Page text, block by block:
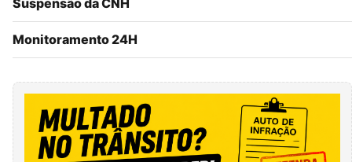
Suspensão da CNH
Monitoramento 24H